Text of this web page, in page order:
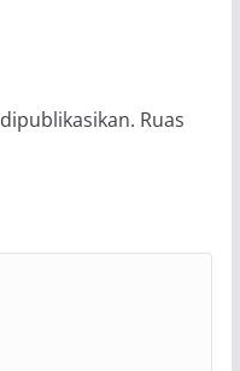
Ruas